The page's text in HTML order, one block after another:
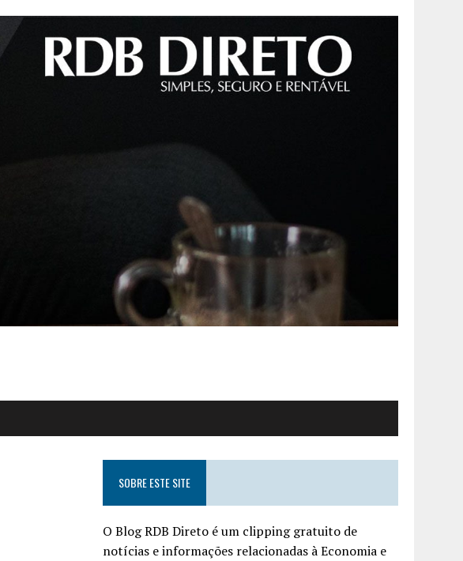
SOBRE ESTE SITE
O Blog RDB Direto é um clipping gratuito de
notícias e informações relacionadas à Economia e